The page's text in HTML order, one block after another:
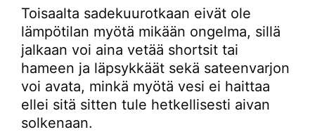
Toisaalta sadekuurotkaan eivät ole
lämpötilan myötä mikään ongelma, sillä
jalkaan voi aina vetää shortsit tai
hameen ja läpsykkäät sekä sateenvarjon
voi avata, minkä myötä vesi ei haittaa
ellei sitä sitten tule hetkellisesti aivan
solkenaan.